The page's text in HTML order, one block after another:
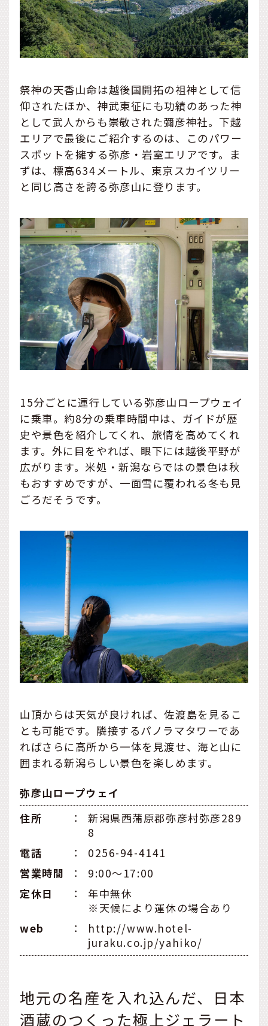
祭神の天香山命は越後国開拓の祖神として信
仰されたほか、神武東征にも功績のあった神
として武人からも崇敬された彌彦神社。下越
エリアで最後にご紹介するのは、このパワー
スポットを擁する弥彦・岩室エリアです。ま
ずは、標高634メートル、東京スカイツリー
と同じ高さを誇る弥彦山に登ります。
15分ごとに運行している弥彦山ロープウェイ
に乗車。約8分の乗車時間中は、ガイドが歴
史や景色を紹介してくれ、旅情を高めてくれ
ます。外に目をやれば、眼下には越後平野が
広がります。米処・新潟ならではの景色は秋
もおすすめですが、一面雪に覆われる冬も見
ごろだそうです。
山頂からは天気が良ければ、佐渡島を見るこ
とも可能です。隣接するパノラマタワーであ
ればさらに高所から一体を見渡せ、海と山に
囲まれる新潟らしい景色を楽しめます。
弥彦山ロープウェイ
住所
：
新潟県西蒲原郡弥彦村弥彦289
8
電話
：
0256-94-4141
営業時間
：
9:00～17:00
定休⽇
：
年中無休
※天候により運休の場合あり
web
：
http://www.hotel-
juraku.co.jp/yahiko/
地元の名産を入れ込んだ、日本
酒蔵のつくった極上ジェラート